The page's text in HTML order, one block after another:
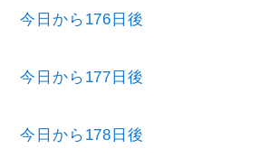
今日から176日後
今日から177日後
今日から178日後